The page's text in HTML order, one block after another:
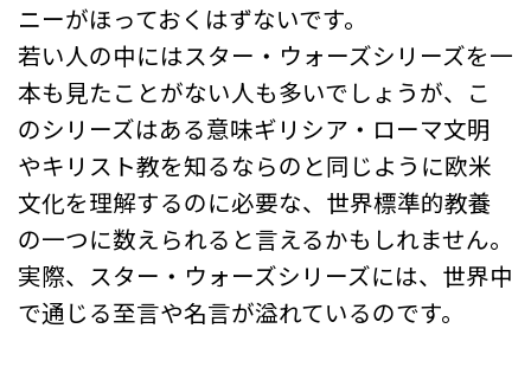
ニーがほっておくはずないです。
若い人の中にはスター・ウォーズシリーズを一
本も見たことがない人も多いでしょうが、こ
のシリーズはある意味ギリシア・ローマ文明
やキリスト教を知るならのと同じように欧米
文化を理解するのに必要な、世界標準的教養
の一つに数えられると言えるかもしれません。
実際、スター・ウォーズシリーズには、世界中
で通じる至言や名言が溢れているのです。